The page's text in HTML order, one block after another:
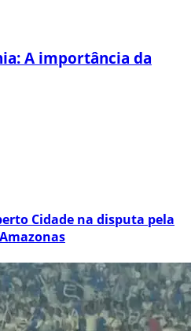
A importância da
Cidade na disputa pela